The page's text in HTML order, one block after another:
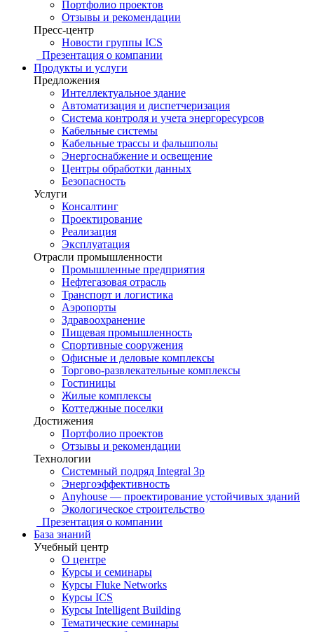
Портфолио проектов
Отзывы и рекомендации
Пресс-центр
Новости группы ICS
Презентация о компании
Продукты и услуги
Предложения
Интеллектуальное здание
Автоматизация и диспетчеризация
Система контроля и учета энергоресурсов
Кабельные системы
Кабельные трассы и фальшполы
Энергоснабжение и освещение
Центры обработки данных
Безопасность
Услуги
Консалтинг
Проектирование
Реализация
Эксплуатация
Отрасли промышленности
Промышленные предприятия
Нефтегазовая отрасль
Транспорт и логистика
Аэропорты
Здравоохранение
Пищевая промышленность
Спортивные сооружения
Офисные и деловые комплексы
Торгово-развлекательные комплексы
Гостиницы
Жилые комплексы
Коттеджные поселки
Достижения
Портфолио проектов
Отзывы и рекомендации
Технологии
Системный подряд Integral 3p
Энергоэффективность
Anyhouse — проектирование устойчивых зданий
Экологическое строительство
Презентация о компании
База знаний
Учебный центр
О центре
Курсы и семинары
Курсы Fluke Networks
Курсы ICS
Курсы Intelligent Building
Тематические семинары